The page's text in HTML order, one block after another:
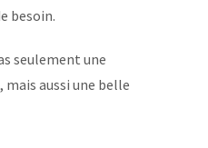
besoin.
seulement une
aussi une belle